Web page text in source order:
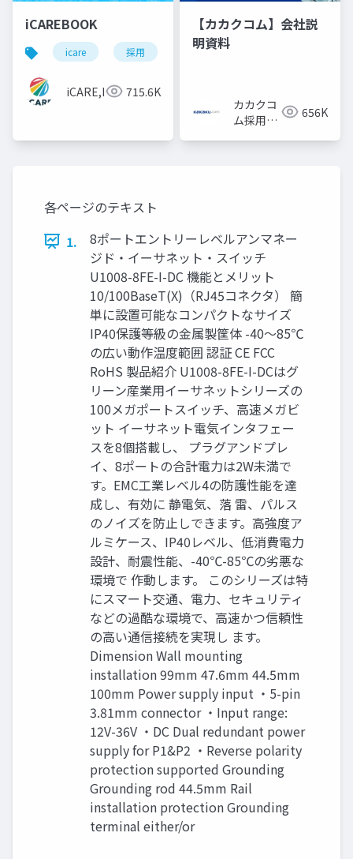
iCAREBOOK
icare 採用 カルチャーデック
iCARE,Inc 715.6K
【カカクコム】会社説
明資料
カカクコ
ム採用担
656K
各ページのテキスト
1.
8ポートエントリーレベルアンマネー
ジド・イーサネット・スイッチ
U1008-8FE-I-DC 機能とメリット
10/100BaseT(X)（RJ45コネクタ） 簡
単に設置可能なコンパクトなサイズ
IP40保護等級の金属製筐体 -40〜85℃
の広い動作温度範囲 認証 CE FCC
RoHS 製品紹介 U1008-8FE-I-DCはグ
リーン産業用イーサネットシリーズの
100メガポートスイッチ、高速メガビ
ット イーサネット電気インタフェー
スを8個搭載し、 プラグアンドプレ
イ、8ポートの合計電力は2W未満で
す。EMC工業レベル4の防護性能を達
成し、有効に 静電気、落 雷、パルス
のノイズを防止しできます。高強度ア
ルミケース、IP40レベル、低消費電力
設計、耐震性能、-40℃-85℃の劣悪な
環境で 作動します。 このシリーズは特
にスマート交通、電力、セキュリティ
などの過酷な環境で、高速かつ信頼性
の高い通信接続を実現し ます。
Dimension Wall mounting
installation 99mm 47.6mm 44.5mm
100mm Power supply input ・5-pin
3.81mm connector ・Input range:
12V-36V ・DC Dual redundant power
supply for P1&P2 ・Reverse polarity
protection supported Grounding
Grounding rod 44.5mm Rail
installation protection Grounding
terminal either/or